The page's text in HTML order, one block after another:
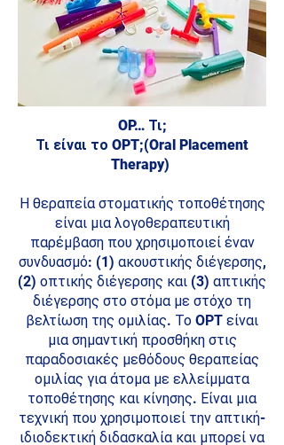
OP… Τι;
Τι είναι το OPT;(Oral Placement
Therapy)
Η θεραπεία στοματικής τοποθέτησης
είναι μια λογοθεραπευτική
παρέμβαση που χρησιμοποιεί έναν
συνδυασμό: (1) ακουστικής διέγερσης,
(2) οπτικής διέγερσης και (3) απτικής
διέγερσης στο στόμα με στόχο τη
βελτίωση της ομιλίας. Το OPT είναι
μια σημαντική προσθήκη στις
παραδοσιακές μεθόδους θεραπείας
ομιλίας για άτομα με ελλείμματα
τοποθέτησης και κίνησης. Είναι μια
τεχνική που χρησιμοποιεί την απτική-
ιδιοδεκτική διδασκαλία και μπορεί να